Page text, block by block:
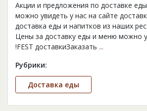
Акции и предложения по доставке
можно увидеть у нас на сайте
доставка еды и напитков из наших
Цены за доставку еды и меню можно
!FEST доставкиЗаказать ...
Рубрики:
Доставка еды